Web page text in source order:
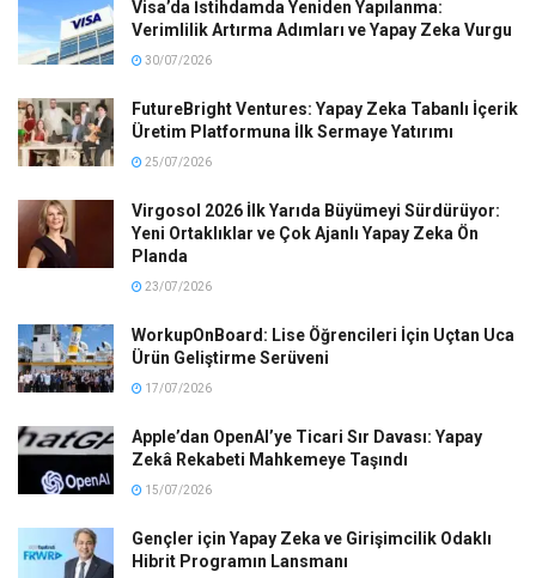
Visa’da İstihdamda Yeniden Yapılanma:
Verimlilik Artırma Adımları ve Yapay Zeka Vurgu
30/07/2026
FutureBright Ventures: Yapay Zeka Tabanlı İçerik
Üretim Platformuna İlk Sermaye Yatırımı
25/07/2026
Virgosol 2026 İlk Yarıda Büyümeyi Sürdürüyor:
Yeni Ortaklıklar ve Çok Ajanlı Yapay Zeka Ön
Planda
23/07/2026
WorkupOnBoard: Lise Öğrencileri İçin Uçtan Uca
Ürün Geliştirme Serüveni
17/07/2026
Apple’dan OpenAI’ye Ticari Sır Davası: Yapay
Zekâ Rekabeti Mahkemeye Taşındı
15/07/2026
Gençler için Yapay Zeka ve Girişimcilik Odaklı
Hibrit Programın Lansmanı